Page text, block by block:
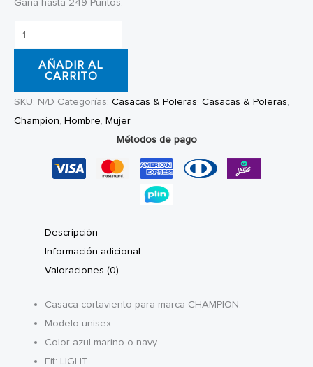
Gana hasta 249 Puntos.
Casaca
Cortaviento
Champion
cantidad
AÑADIR AL
CARRITO
SKU: N/D Categorías: Casacas & Poleras, Casacas & Poleras,
Champion, Hombre, Mujer
Métodos de pago
Descripción
Información adicional
Valoraciones (0)
Casaca cortaviento para marca CHAMPION.
Modelo unisex
Color azul marino o navy
Fit: LIGHT.